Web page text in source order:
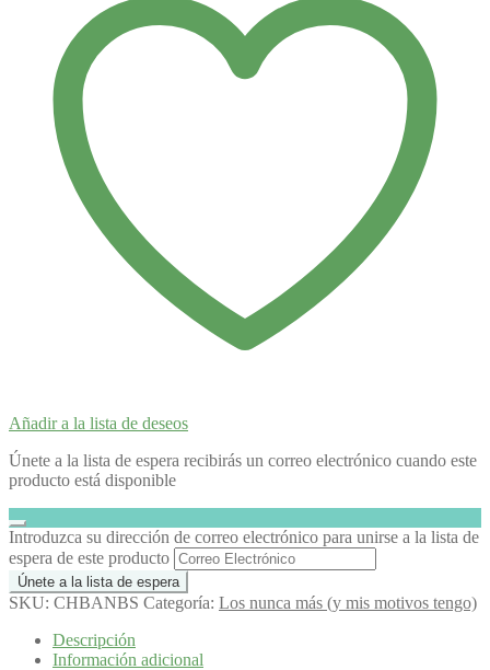
Añadir a la lista de deseos
Únete a la lista de espera recibirás un correo electrónico cuando este
producto está disponible
Descartar
notificación
Introduzca su dirección de correo electrónico para unirse a la lista de
espera de este producto
Únete a la lista de espera
SKU: CHBANBS Categoría: Los nunca más (y mis motivos tengo)
Descripción
Información adicional